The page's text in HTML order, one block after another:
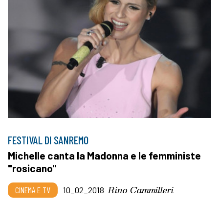
FESTIVAL DI SANREMO
Michelle canta la Madonna e le femministe
"rosicano"
CINEMA E TV 10_02_2018 Rino Cammilleri